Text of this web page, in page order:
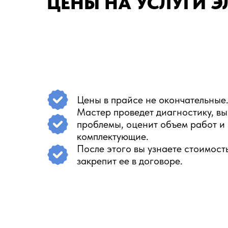
Цены в прайсе не окончательные.
Мастер проведет диагностику,
проблемы, оценит объем работ и
комплектующие.
После этого вы узнаете
закрепит ее в договоре.